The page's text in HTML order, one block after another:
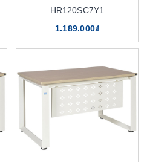
HR120SC7Y1
1.189.000₫